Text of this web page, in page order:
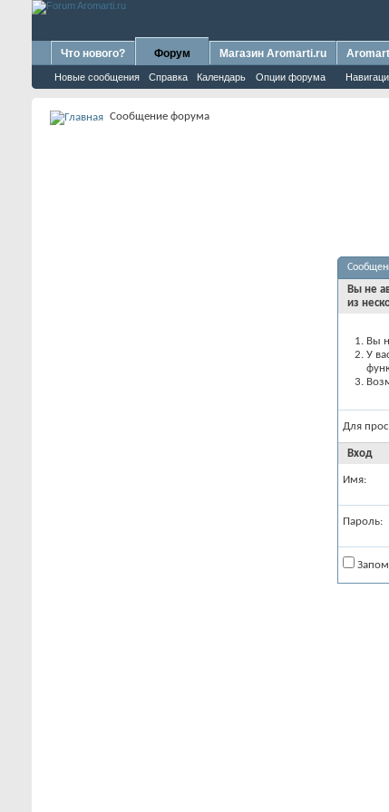
Что нового? Форум
Новые сообщения Справка Календарь Опции форума
Магазин Aromarti.ru
Сообщение форума
Вы не
из
Вы
У
Для
Вход
Имя:
Пароль: